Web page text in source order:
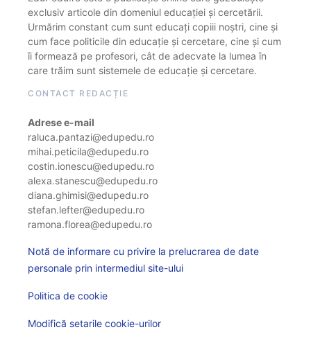
exclusiv articole din domeniul educației și cercetării.
Urmărim constant cum sunt educați copiii noștri, cine și
cum face politicile din educație și cercetare, cine și cum
îi formează pe profesori, cât de adecvate la lumea în
care trăim sunt sistemele de educație și cercetare.
CONTACT REDACȚIE
Adrese e-mail
raluca.pantazi@edupedu.ro
mihai.peticila@edupedu.ro
costin.ionescu@edupedu.ro
alexa.stanescu@edupedu.ro
diana.ghimisi@edupedu.ro
stefan.lefter@edupedu.ro
ramona.florea@edupedu.ro
Notă de informare cu privire la prelucrarea de date
personale prin intermediul site-ului
Politica de cookie
Modifică setarile cookie-urilor